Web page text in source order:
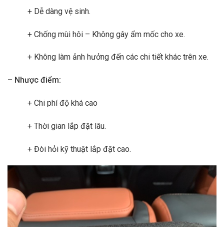
+ Dễ dàng vệ sinh.
+ Chống mùi hôi – Không gây ẩm mốc cho xe.
+ Không làm ảnh hưởng đến các chi tiết khác trên xe.
– Nhược điểm:
+ Chi phí độ khá cao
+ Thời gian lắp đặt lâu.
+ Đòi hỏi kỹ thuật lắp đặt cao.